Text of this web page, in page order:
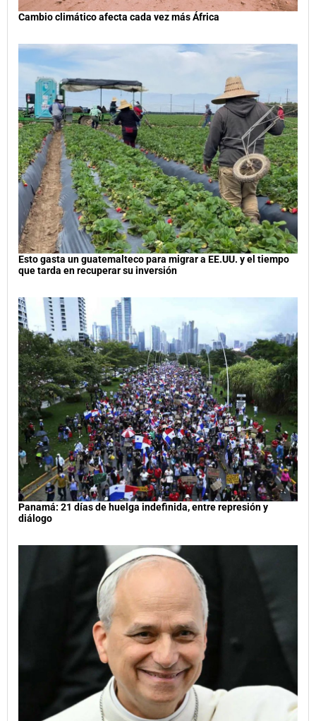
Cambio climático afecta cada vez más África
Esto gasta un guatemalteco para migrar a EE.UU. y el tiempo
que tarda en recuperar su inversión
Panamá: 21 días de huelga indefinida, entre represión y
diálogo